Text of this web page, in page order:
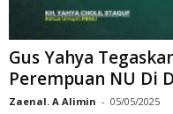
Gus Yahya
Perempuan NU Di
Zaenal. A Alimin - 05/05/2025